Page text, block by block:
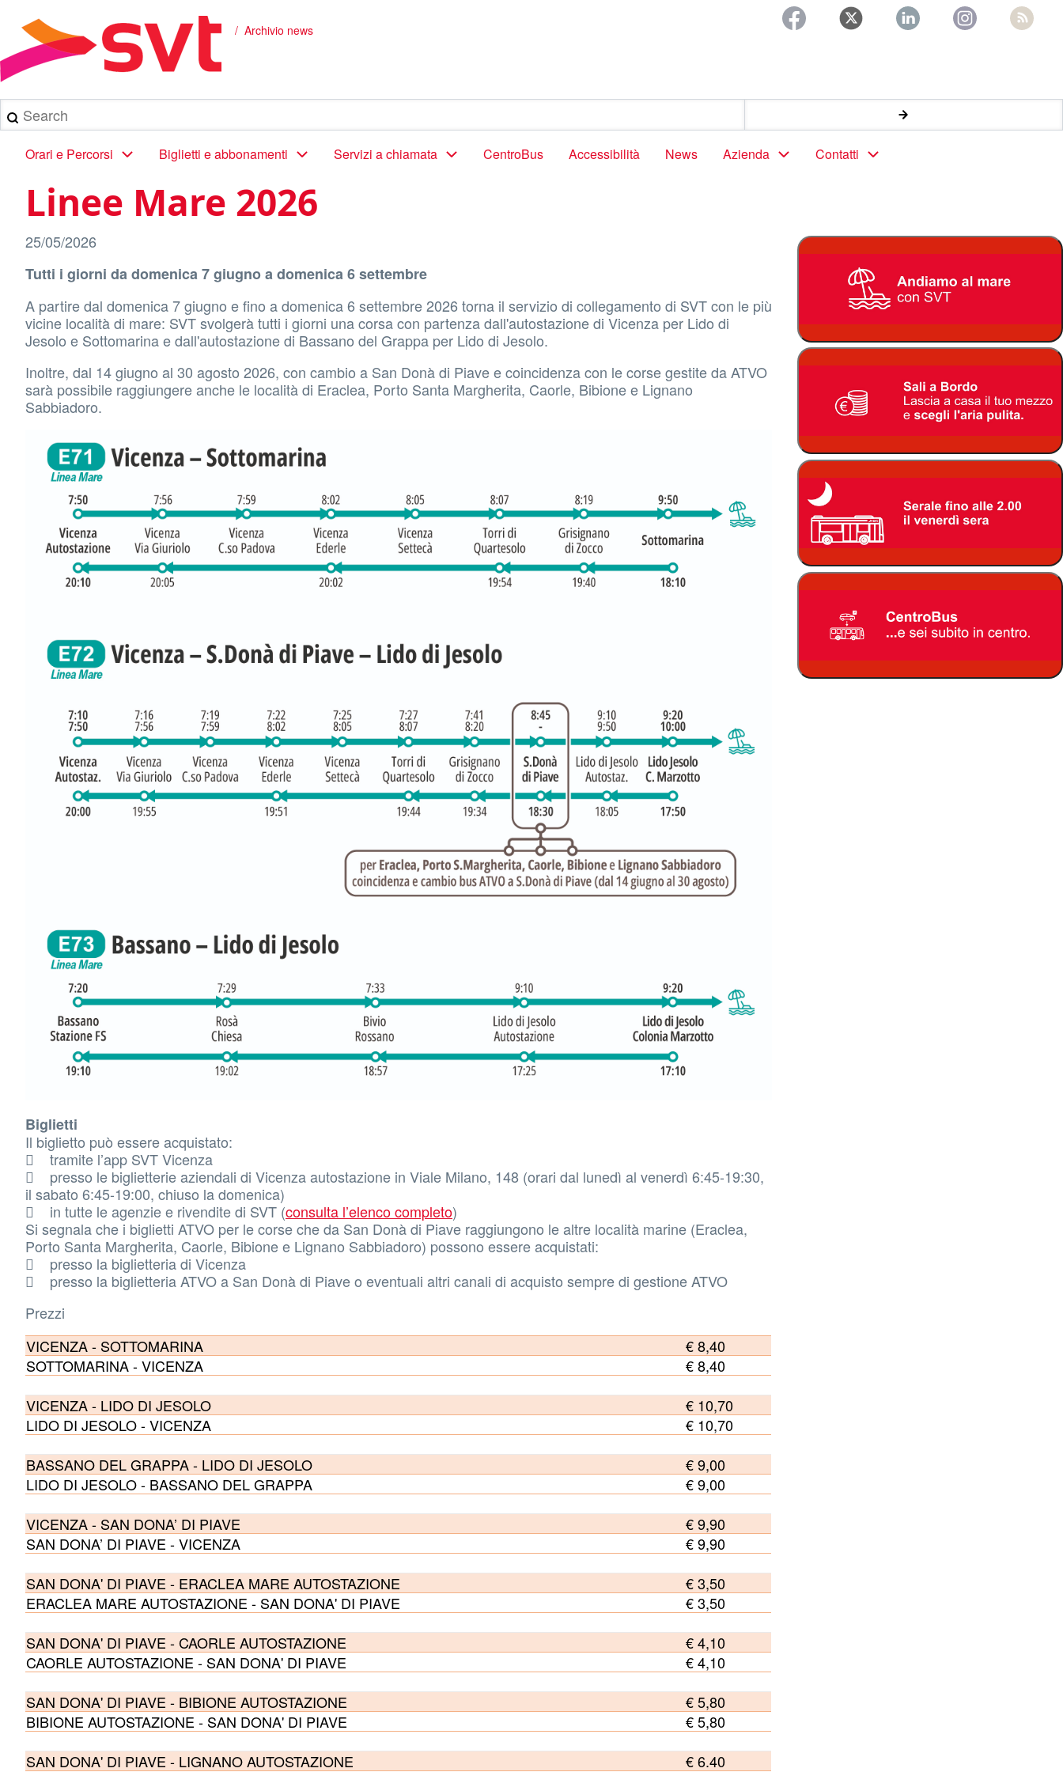
contenuto
principale
Briciole
di
pane
Archivio news
Search
Main
navigation
Orari e Percorsi Biglietti e abbonamenti Servizi a chiamata CentroBus Accessibilità News Azienda Contatti
Linee Mare 2026
25/05/2026
Tutti i giorni da domenica 7 giugno a domenica 6 settembre
A partire dal domenica 7 giugno e fino a domenica 6 settembre 2026 torna il servizio di collegamento di SVT con le più
vicine località di mare: SVT svolgerà tutti i giorni una corsa con partenza dall'autostazione di Vicenza per Lido di
Jesolo e Sottomarina e dall'autostazione di Bassano del Grappa per Lido di Jesolo.
Inoltre, dal 14 giugno al 30 agosto 2026, con cambio a San Donà di Piave e coincidenza con le corse gestite da ATVO
sarà possibile raggiungere anche le località di Eraclea, Porto Santa Margherita, Caorle, Bibione e Lignano
Sabbiadoro.
Biglietti
Il biglietto può essere acquistato:
 tramite l’app SVT Vicenza
 presso le biglietterie aziendali di Vicenza autostazione in Viale Milano, 148 (orari dal lunedì al venerdì 6:45-19:30,
il sabato 6:45-19:00, chiuso la domenica)
 in tutte le agenzie e rivendite di SVT (consulta l’elenco completo)
Si segnala che i biglietti ATVO per le corse che da San Donà di Piave raggiungono le altre località marine (Eraclea,
Porto Santa Margherita, Caorle, Bibione e Lignano Sabbiadoro) possono essere acquistati:
 presso la biglietteria di Vicenza
 presso la biglietteria ATVO a San Donà di Piave o eventuali altri canali di acquisto sempre di gestione ATVO
Prezzi
VICENZA - SOTTOMARINA
€ 8,40
SOTTOMARINA - VICENZA
€ 8,40
VICENZA - LIDO DI JESOLO
€ 10,70
LIDO DI JESOLO - VICENZA
€ 10,70
BASSANO DEL GRAPPA - LIDO DI JESOLO
€ 9,00
LIDO DI JESOLO - BASSANO DEL GRAPPA
€ 9,00
VICENZA - SAN DONA’ DI PIAVE
€ 9,90
SAN DONA’ DI PIAVE - VICENZA
€ 9,90
SAN DONA' DI PIAVE - ERACLEA MARE AUTOSTAZIONE
€ 3,50
ERACLEA MARE AUTOSTAZIONE - SAN DONA' DI PIAVE
€ 3,50
SAN DONA' DI PIAVE - CAORLE AUTOSTAZIONE
€ 4,10
CAORLE AUTOSTAZIONE - SAN DONA' DI PIAVE
€ 4,10
SAN DONA' DI PIAVE - BIBIONE AUTOSTAZIONE
€ 5,80
BIBIONE AUTOSTAZIONE - SAN DONA' DI PIAVE
€ 5,80
SAN DONA' DI PIAVE - LIGNANO AUTOSTAZIONE
€ 6.40